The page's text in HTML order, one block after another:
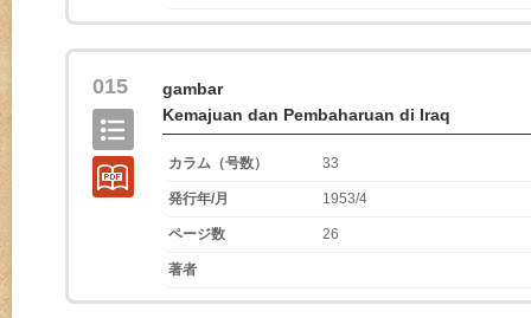
015
gambar
Kemajuan dan Pembaharuan di Iraq
カラム（号数） 33
発行年/月 1953/4
ページ数 26
著者